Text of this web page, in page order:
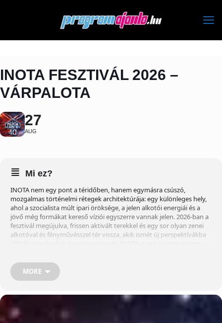
INOTA FESZTIVÁL 2026 –
VÁRPALOTA
27
AUG
Mi ez?
INOTA nem egy pont a téridőben, hanem egymásra csúszó,
mozgalmas történelmi rétegek architektúrája: egy különleges hely,
ahol a szocialista múlt ipari öröksége, a jelen alkotói energiái és a
jövő még formákat kereső víziói egyszerre vannak jelen. 2026-ban a
fesztivál megújulva, frissen aktivált terekkel és egy sor olyan zenei
alkotóval és fényművésszel tér vissza, akik ismét új perspektívákba
unique place where the industrial heritage of the socialist past, the
creative energies of the present, and visions of the future still
searching for their forms coexist at once. In 2026, the festival returns
and light artists who once again place the power plant’s giant
organism into new perspectives. Ben Klock ⧗ MARRØN ⧗ Quelza ⧗
Sandwell District ⧗ James K ⧗ Kasper Marott ⧗ D.Dan ⧗ Alarico ⧗
MORE